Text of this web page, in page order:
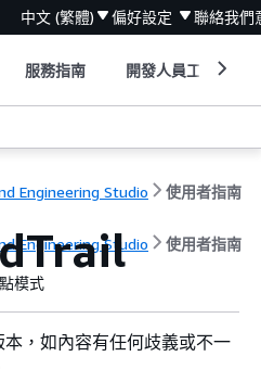
中文 (繁體) 偏好設定 聯絡我們
服務指南 開發人員工具
Engineering Studio 使用者指南
Engineering Studio 使用者指南
模式
，如內容有任何歧義或不一